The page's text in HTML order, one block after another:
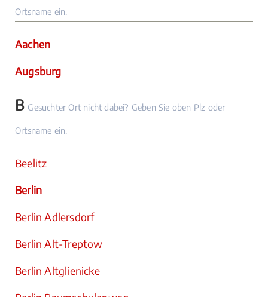
Ortsname ein.
Aachen
Augsburg
B Gesuchter Ort nicht dabei? Geben Sie oben Plz oder
Ortsname ein.
Beelitz
Berlin
Berlin Adlersdorf
Berlin Alt-Treptow
Berlin Altglienicke